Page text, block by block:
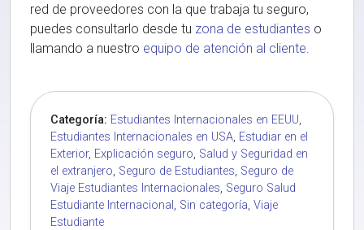
red de proveedores con la que trabaja tu seguro,
puedes consultarlo desde tu zona de estudiantes o
llamando a nuestro equipo de atención al cliente
Categoría: Estudiantes Internacionales en EEUU,
Estudiantes Internacionales en USA, Estudiar en el
Exterior, Explicación seguro, Salud y Seguridad en
el extranjero, Seguro de Estudiantes, Seguro de
Viaje Estudiantes Internacionales, Seguro Salud
Estudiante Internacional , Sin categoría, Viaje
Estudiante